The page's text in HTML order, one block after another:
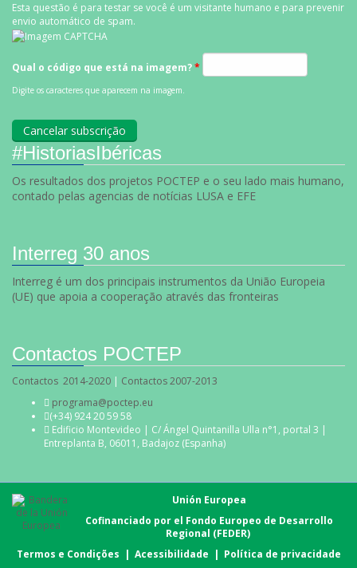
Esta questão é para testar se você é um visitante humano e para prevenir
envio automático de spam.
Qual o código que está na imagem?*
Digite os caracteres que aparecem na imagem.
#HistoriasIbéricas
Os resultados dos projetos POCTEP e o seu lado mais humano,
contado pelas agencias de notícias LUSA e EFE
Interreg 30 anos
Interreg é um dos principais instrumentos da União Europeia
(UE) que apoia a cooperação através das fronteiras
Contactos POCTEP
Contactos 2014-2020 | Contactos 2007-2013
programa@poctep.eu
(+34) 924 20 59 58
Edificio Montevideo | C/ Ángel Quintanilla Ulla n°1, portal 3 |
Entreplanta B, 06011, Badajoz (Espanha)
Unión Europea
Cofinanciado por el Fondo Europeo de Desarrollo
Regional (FEDER)
Termos e Condições | Acessibilidade | Política de privacidade